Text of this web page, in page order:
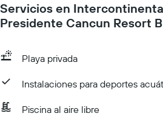
Servicios en
Presidente Cancun Resort
Playa privada
Instalaciones para deportes
Piscina al aire libre